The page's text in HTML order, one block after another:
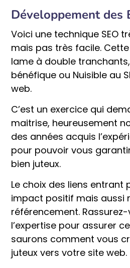
Développement des
Voici une technique SEO
mais pas très facile.
lame à double
bénéfique ou Nuisible au
web.
C’est un exercice qui
maitrise, heureusement
des années acquis
pour pouvoir vous
bien juteux.
Le choix des liens entrant
impact positif mais aussi
référencement.
l’expertise pour assurer
saurons comment vous
juteux vers votre site web.